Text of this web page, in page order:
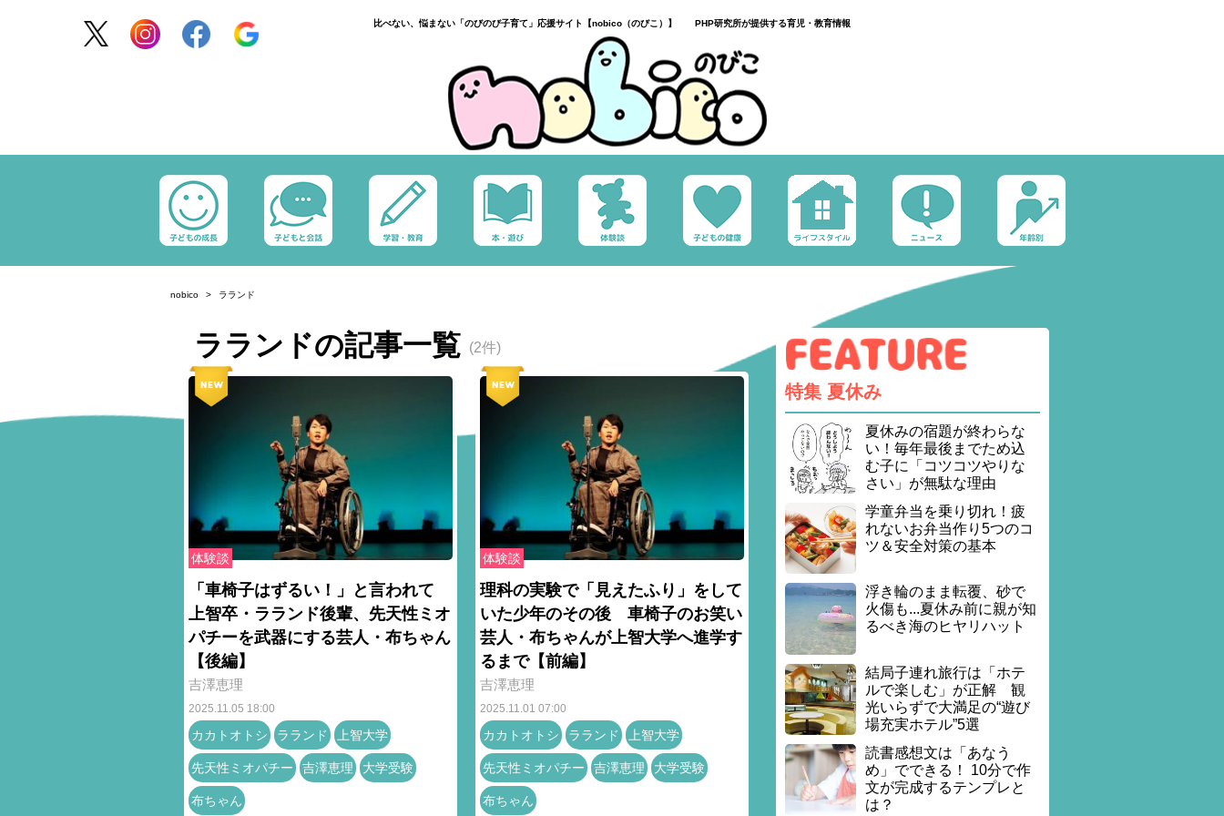
比べない、悩まない「のびのび子育て」応援サイト【nobico（のびこ）】 PHP研究所が提供する育児・教育情報
nobico ラランド
ラランドの記事一覧 (2件)
体験談
「車椅子はずるい！」と言われて
上智卒・ラランド後輩、先天性ミオ
パチーを武器にする芸人・布ちゃん
【後編】
吉澤恵理
2025.11.05 18:00
カカトオトシ ラランド 上智大学
先天性ミオパチー 吉澤恵理 大学受験
布ちゃん
体験談
理科の実験で「見えたふり」をして
いた少年のその後 車椅子のお笑い
芸人・布ちゃんが上智大学へ進学す
るまで【前編】
吉澤恵理
2025.11.01 07:00
カカトオトシ ラランド 上智大学
先天性ミオパチー 吉澤恵理 大学受験
布ちゃん
特集 夏休み
夏休みの宿題が終わらな
い！毎年最後までため込
む子に「コツコツやりな
さい」が無駄な理由
学童弁当を乗り切れ！疲
れないお弁当作り5つのコ
ツ＆安全対策の基本
浮き輪のまま転覆、砂で
火傷も...夏休み前に親が知
るべき海のヒヤリハット
結局子連れ旅行は「ホテ
ルで楽しむ」が正解 観
光いらずで大満足の“遊び
場充実ホテル”5選
読書感想文は「あなう
め」でできる！ 10分で作
文が完成するテンプレと
は？